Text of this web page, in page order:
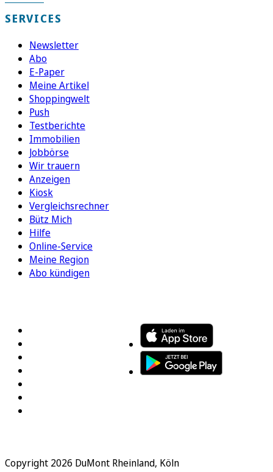
SERVICES
Newsletter
Abo
E-Paper
Meine Artikel
Shoppingwelt
Push
Testberichte
Immobilien
Jobbörse
Wir trauern
Anzeigen
Kiosk
Vergleichsrechner
Bütz Mich
Hilfe
Online-Service
Meine Region
Abo kündigen
Copyright 2026 DuMont Rheinland, Köln